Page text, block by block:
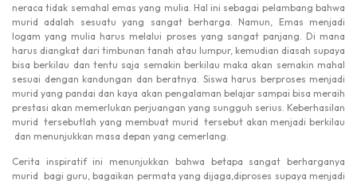
neraca tidak semahal emas yang mulia. Hal ini sebagai pelambang bahwa
murid adalah sesuatu yang sangat berharga. Namun, Emas menjadi
logam yang mulia harus melalui proses yang sangat panjang. Di mana
harus diangkat dari timbunan tanah atau lumpur, kemudian diasah supaya
bisa berkilau dan tentu saja semakin berkilau maka akan semakin mahal
sesuai dengan kandungan dan beratnya. Siswa harus berproses menjadi
murid yang pandai dan kaya akan pengalaman belajar sampai bisa meraih
prestasi akan memerlukan perjuangan yang sungguh serius. Keberhasilan
murid tersebutlah yang membuat murid tersebut akan menjadi berkilau
dan menunjukkan masa depan yang cemerlang.
Cerita inspiratif ini menunjukkan bahwa betapa sangat berharganya
murid bagi guru, bagaikan permata yang dijaga,diproses supaya menjadi